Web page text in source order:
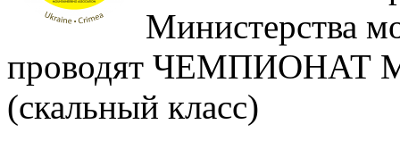
Министерства
проводят
(скальный класс)